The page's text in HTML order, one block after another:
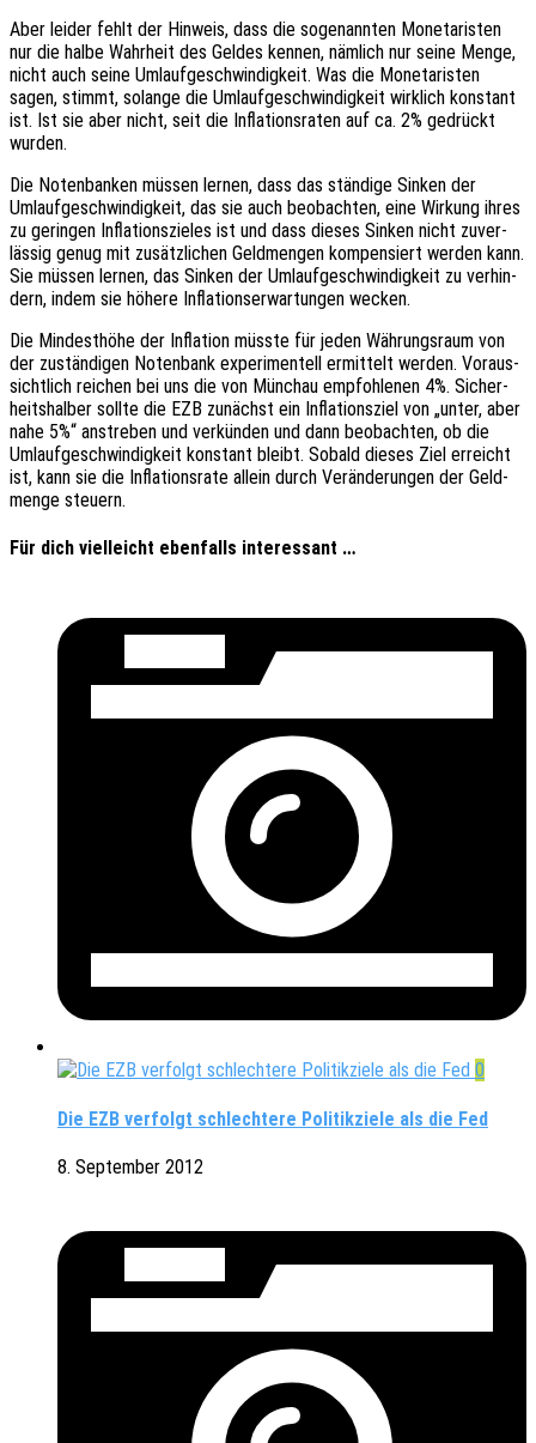
Aber leider fehlt der Hinweis, dass die soge­nann­ten Mone­ta­ris­ten
nur die halbe Wahr­heit des Geldes kennen, nämlich nur seine Menge,
nicht auch seine Umlauf­ge­schwin­dig­keit. Was die Mone­ta­ris­ten
sagen, stimmt, solan­ge die Umlauf­ge­schwin­dig­keit wirk­lich konstant
ist. Ist sie aber nicht, seit die Infla­ti­ons­ra­ten auf ca. 2% gedrückt
wurden.
Die Noten­ban­ken müssen lernen, dass das stän­di­ge Sinken der
Umlauf­ge­schwin­dig­keit, das sie auch beob­ach­ten, eine Wirkung ihres
zu gerin­gen Infla­ti­ons­zie­les ist und dass dieses Sinken nicht zuver­
läs­sig genug mit zusätz­li­chen Geld­men­gen kompen­siert werden kann.
Sie müssen lernen, das Sinken der Umlauf­ge­schwin­dig­keit zu verhin­
dern, indem sie höhere Infla­ti­ons­er­war­tun­gen wecken.
Die Mindest­hö­he der Infla­ti­on müsste für jeden Währungs­raum von
der zustän­di­gen Noten­bank expe­ri­men­tell ermit­telt werden. Voraus­
sicht­lich reichen bei uns die von Münchau empfoh­le­nen 4%. Sicher­
heits­hal­ber sollte die EZB zunächst ein Infla­ti­ons­ziel von „unter, aber
nahe 5%“ anstre­ben und verkün­den und dann beob­ach­ten, ob die
Umlauf­ge­schwin­dig­keit konstant bleibt. Sobald dieses Ziel erreicht
ist, kann sie die Infla­ti­ons­ra­te allein durch Verän­de­run­gen der Geld­
men­ge steuern.
Für dich vielleicht ebenfalls interessant …
0
Die EZB verfolgt schlechtere Politikziele als die Fed
8. September 2012